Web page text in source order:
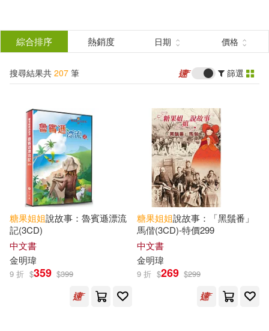
結
分類 (單選)
所有商品(207) 圖書(19)
有聲書(188)
作者 (可複選)
糖果姐姐(188) 金明瑋(8)
伍美珍(2) 伍美珍（主編）(2)
綜合排序 熱銷度 日期 價格
搜尋結果共 207 筆 篩選
糖果姐姐說故事：魯賓遜漂流
記(3CD)
中文書
金明瑋
9 折 $359 $399
糖果姐姐說故事：「黑鬚番」
馬偕(3CD)-特價299
中文書
金明瑋
9 折 $269 $299